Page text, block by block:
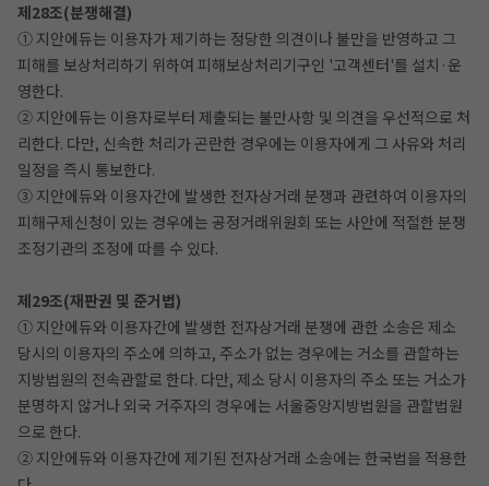
제28조(분쟁해결)
① 지안에듀는 이용자가 제기하는 정당한 의견이나 불만을 반영하고 그
피해를 보상처리하기 위하여 피해보상처리기구인 '고객센터'를 설치·운
영한다.
② 지안에듀는 이용자로부터 제출되는 불만사항 및 의견을 우선적으로 처
리한다. 다만, 신속한 처리가 곤란한 경우에는 이용자에게 그 사유와 처리
일정을 즉시 통보한다.
③ 지안에듀와 이용자간에 발생한 전자상거래 분쟁과 관련하여 이용자의
피해구제신청이 있는 경우에는 공정거래위원회 또는 사안에 적절한 분쟁
조정기관의 조정에 따를 수 있다.
제29조(재판권 및 준거법)
① 지안에듀와 이용자간에 발생한 전자상거래 분쟁에 관한 소송은 제소
당시의 이용자의 주소에 의하고, 주소가 없는 경우에는 거소를 관할하는
지방법원의 전속관할로 한다. 다만, 제소 당시 이용자의 주소 또는 거소가
분명하지 않거나 외국 거주자의 경우에는 서울중앙지방법원을 관할법원
으로 한다.
② 지안에듀와 이용자간에 제기된 전자상거래 소송에는 한국법을 적용한